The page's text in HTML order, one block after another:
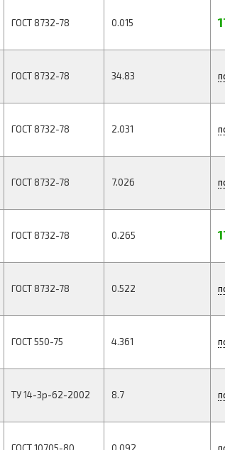
ГОСТ 8732-78 0.015
ГОСТ 8732-78 34.83
ГОСТ 8732-78 2.031
ГОСТ 8732-78 7.026
ГОСТ 8732-78 0.265
ГОСТ 8732-78 0.522
ГОСТ 550-75 4.361
ТУ 14-3р-62-2002 8.7